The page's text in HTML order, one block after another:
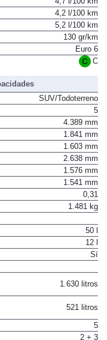
4,7 l/100 km
4,2 l/100 km
5,2 l/100 km
130 gr/km
Euro 6
SUV/Todoterreno
5
4.389 mm
1.841 mm
1.603 mm
2.638 mm
1.576 mm
1.541 mm
0,31
50 l
12 l
5